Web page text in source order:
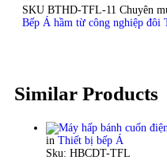
SKU BTHD-TFL-11 Chuyên
Bếp Á hầm từ công nghiệp đôi
Similar Products
in Thiết bị bếp Á
Sku: HBCDT-TFL